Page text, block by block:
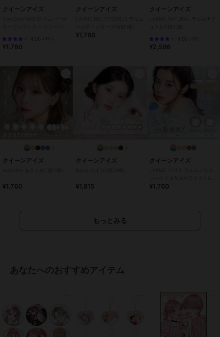
があるのに、大人っぽい印象に。
●1箱20枚入り
●使用期間：1日使い捨て
●着色直径：
13.6mm（ティアーミューズ、ひとめぼれの恋、くぎづけの心）
13.8mm（ミルクブラウニー、テディモカ、パールスノーグレー、ロ
ーズミューズ、パールロゼ、マシュマロミルク、ブラウンマリアージ
ュ、クリアキャメル、パールベージュ、アプリコットブラウン、クラ
ルブラック）
●中心厚：0.08mm（-3.00D）
38.6%（ナチュラルブラウン、シャンパンブラウン、ナチュラルブラ
42.5%（上記3色以外）
●着色方法：ラップイン製法
※眼科医院などで検査を受けてからお求めください。コンタクトレン
・ご使用前に必ず眼科で検査・処方を受けてください。
・ご使用の前に必ず添付文章をお読みください
・コンタクトレンズの正しい「つけ方」と「はずし方」を必ず眼科で
クイーンアイズ
¥1,760
クイーンアイズ
¥1,760
クイーンアイズ
¥2,596
クイーンアイズ
¥1,760
クイーンアイズ
¥1,815
クイーンアイズ
トーリック(1箱10枚)
¥1,760
もっとみる
あなたへのおすすめアイテム